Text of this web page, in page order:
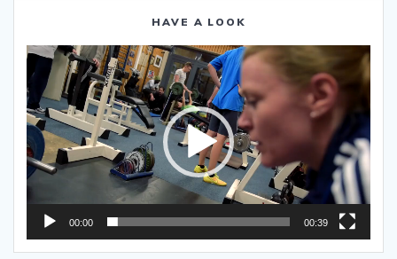
HAVE A LOOK
Video-
Player
00:00 00:39